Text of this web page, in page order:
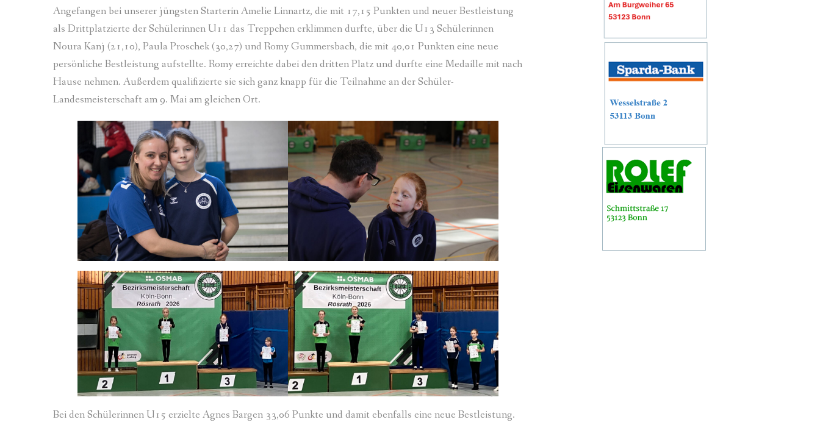
Angefangen bei unserer jüngsten Starterin Amelie Linnartz, die mit 17,15 Punkten und neuer Bestleistung
als Drittplatzierte der Schülerinnen U11 das Treppchen erklimmen durfte, über die U13 Schülerinnen
Noura Kanj (21,10), Paula Proschek (30,27) und Romy Gummersbach, die mit 40,01 Punkten eine neue
persönliche Bestleistung aufstellte. Romy erreichte dabei den dritten Platz und durfte eine Medaille mit nach
Hause nehmen. Außerdem qualifizierte sie sich ganz knapp für die Teilnahme an der Schüler-
Landesmeisterschaft am 9. Mai am gleichen Ort.
Bei den Schülerinnen U15 erzielte Agnes Bargen 33,06 Punkte und damit ebenfalls eine neue Bestleistung.